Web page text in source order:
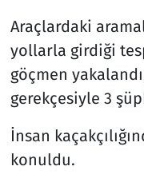
Araçlardaki
yollarla girdiği
göçmen
gerekçesiyle 3
İnsan
konuldu.
Televizyon